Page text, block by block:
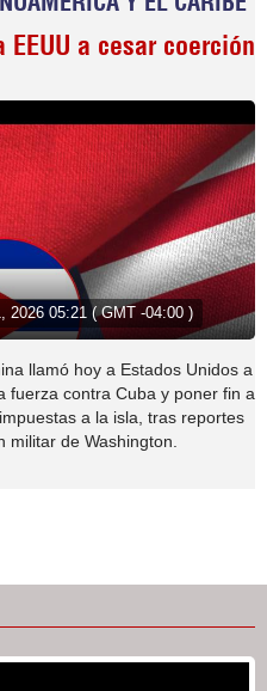
a cesar coerción
2026 05:21 ( GMT -04:00 )
llamó hoy a Estados Unidos a
fuerza contra Cuba y poner fin a
a la isla, tras reportes
militar de Washington.